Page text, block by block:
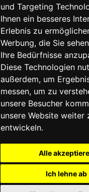
und Targeting
Ihnen ein besseres
Erlebnis zu
Werbung, die Sie
Ihre Bedürfnisse
Diese Technologien
außerdem, um
messen, um zu
unsere Besucher
unsere Website weiter
entwickeln.
Alle
Ich lehne ab